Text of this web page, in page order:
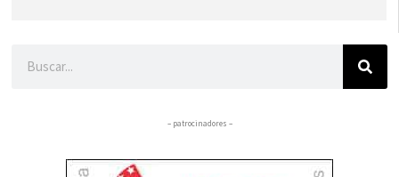
– patrocinadores –